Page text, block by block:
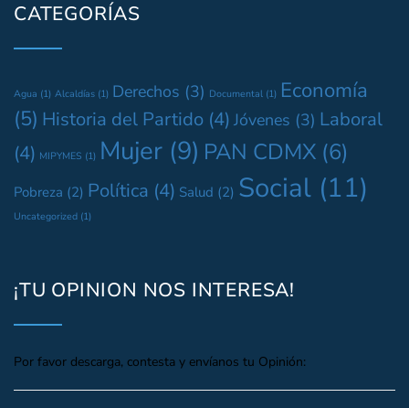
CATEGORÍAS
Agua (1) Alcaldías (1) Derechos (3) Documental (1) Economía
(5) Historia del Partido (4) Jóvenes (3) Laboral
(4) MIPYMES (1) Mujer (9) PAN CDMX (6)
Pobreza (2) Política (4) Salud (2) Social (11)
Uncategorized (1)
¡TU OPINION NOS INTERESA!
Por favor descarga, contesta y envíanos tu Opinión: